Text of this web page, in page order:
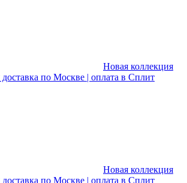
Новая коллекция
доставка по Москве | оплата в Сплит
Новая коллекция
доставка по Москве | оплата в Сплит